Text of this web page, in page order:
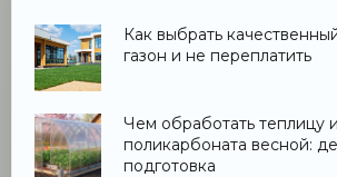
Как выбрать
газон и не переплатить
Чем обработать теплицу
поликарбоната весной:
подготовка